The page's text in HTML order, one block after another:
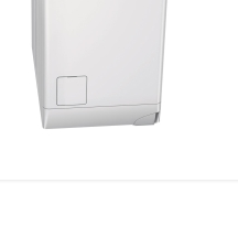
bazény
Nejlepší
elektronika